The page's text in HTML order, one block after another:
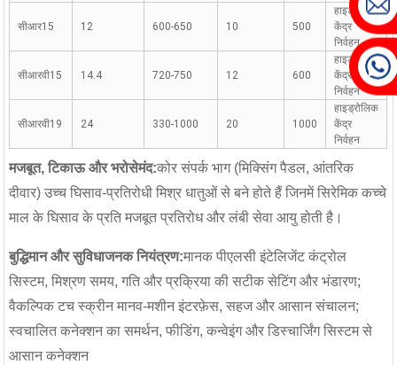
सीआर15 12 600-650 10 500
हाइड्रोलिक
केंद्र
निर्वहन
सीआरवी15 14.4 720-750 12 600
हाइड्रोलिक
केंद्र
निर्वहन
सीआरवी19 24 330-1000 20 1000
हाइड्रोलिक
केंद्र
निर्वहन
मजबूत, टिकाऊ और भरोसेमंद:कोर संपर्क भाग (मिक्सिंग पैडल, आंतरिक
दीवार) उच्च घिसाव-प्रतिरोधी मिश्र धातुओं से बने होते हैं जिनमें सिरेमिक कच्चे
माल के घिसाव के प्रति मजबूत प्रतिरोध और लंबी सेवा आयु होती है।
बुद्धिमान और सुविधाजनक नियंत्रण:मानक पीएलसी इंटेलिजेंट कंट्रोल
सिस्टम, मिश्रण समय, गति और प्रक्रिया की सटीक सेटिंग और भंडारण;
वैकल्पिक टच स्क्रीन मानव-मशीन इंटरफ़ेस, सहज और आसान संचालन;
स्वचालित कनेक्शन का समर्थन, फीडिंग, कन्वेइंग और डिस्चार्जिंग सिस्टम से
आसान कनेक्शन